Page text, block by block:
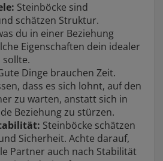
Steinböcke sind
schätzen Struktur.
du in einer Beziehung
Eigenschaften dein idealer
sollte.
Dinge brauchen Zeit.
dass es sich lohnt, auf den
zu warten, anstatt sich in
Beziehung zu stürzen.
Steinböcke schätzen
Sicherheit. Achte darauf,
Partner auch nach Stabilität